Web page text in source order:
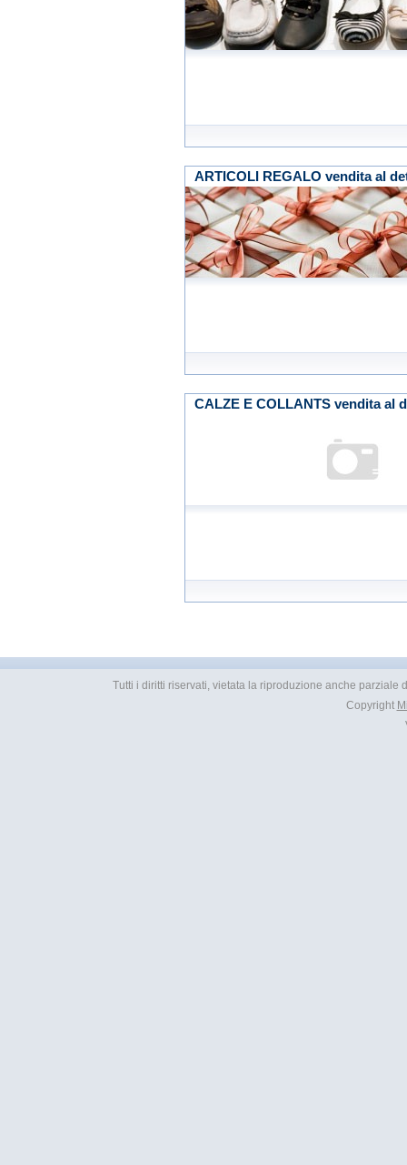
ARTICOLI REGALO vendita al
CALZE E COLLANTS vendita al
Tutti i diritti riservati, vietata la riproduzione anche
Copyright